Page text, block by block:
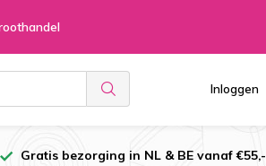
Inloggen
Gratis bezorging in NL & BE vanaf €55,-